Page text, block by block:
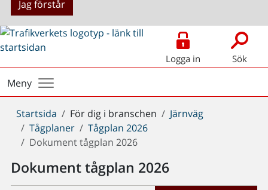
Jag förstår
Logga in Sök
Meny
Du
är
här:
Startsida För dig i branschen
Järnväg
Tågplaner
Tågplan 2026
Dokument tågplan 2026
Dokument tågplan 2026